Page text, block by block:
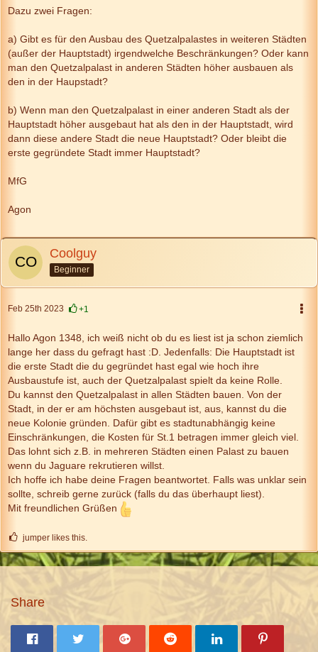
Dazu zwei Fragen:
a) Gibt es für den Ausbau des Quetzalpalastes in weiteren Städten
(außer der Hauptstadt) irgendwelche Beschränkungen? Oder kann
man den Quetzalpalast in anderen Städten höher ausbauen als
den in der Haupstadt?
b) Wenn man den Quetzalpalast in einer anderen Stadt als der
Hauptstadt höher ausgebaut hat als den in der Hauptstadt, wird
dann diese andere Stadt die neue Hauptstadt? Oder bleibt die
erste gegründete Stadt immer Hauptstadt?
MfG
Agon
Coolguy
Beginner
Feb 25th 2023 +1
Hallo Agon 1348, ich weiß nicht ob du es liest ist ja schon ziemlich
lange her dass du gefragt hast :D. Jedenfalls: Die Hauptstadt ist
die erste Stadt die du gegründet hast egal wie hoch ihre
Ausbaustufe ist, auch der Quetzalpalast spielt da keine Rolle.
Du kannst den Quetzalpalast in allen Städten bauen. Von der
Stadt, in der er am höchsten ausgebaut ist, aus, kannst du die
neue Kolonie gründen. Dafür gibt es stadtunabhängig keine
Einschränkungen, die Kosten für St.1 betragen immer gleich viel.
Das lohnt sich z.B. in mehreren Städten einen Palast zu bauen
wenn du Jaguare rekrutieren willst.
Ich hoffe ich habe deine Fragen beantwortet. Falls was unklar sein
sollte, schreib gerne zurück (falls du das überhaupt liest).
Mit freundlichen Grüßen
jumper likes this.
Share